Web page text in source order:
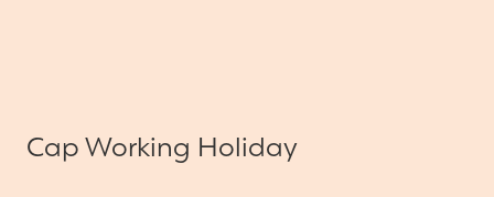
Cap Working Holiday